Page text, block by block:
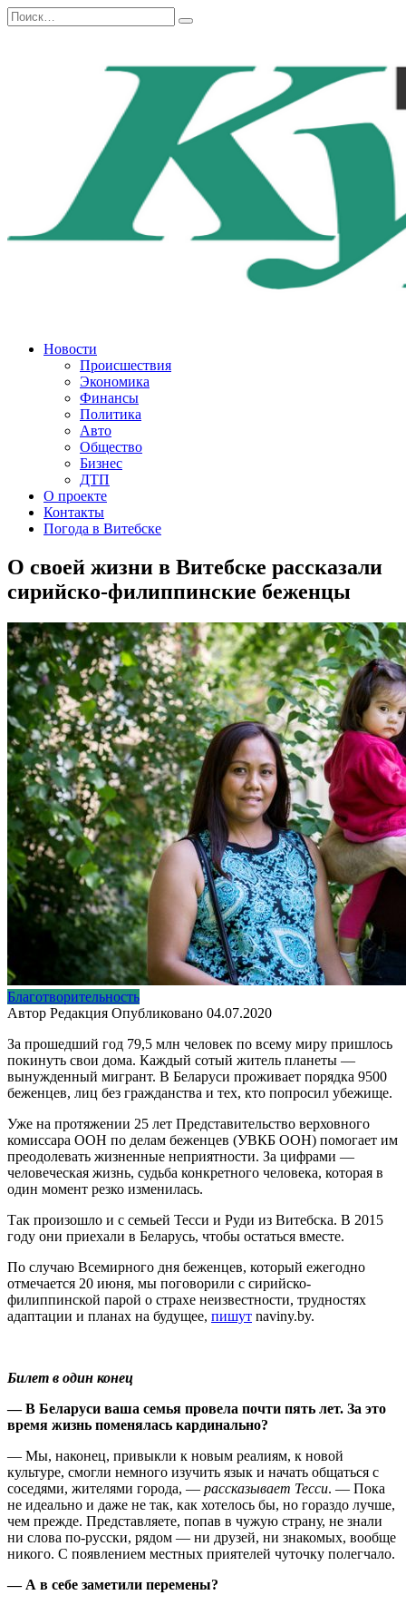
Перейти
к
Search
for:
Новости
Происшествия
Экономика
Финансы
Политика
Авто
Общество
Бизнес
ДТП
О проекте
Контакты
Погода в Витебске
О своей жизни в Витебске рассказали
сирийско-филиппинские беженцы
Благотворительность
Автор Редакция Опубликовано 04.07.2020
За прошедший год 79,5 млн человек по всему миру пришлось
покинуть свои дома. Каждый сотый житель планеты —
вынужденный мигрант. В Беларуси проживает порядка 9500
беженцев, лиц без гражданства и тех, кто попросил убежище.
Уже на протяжении 25 лет Представительство верховного
комиссара ООН по делам беженцев (УВКБ ООН) помогает им
преодолевать жизненные неприятности. За цифрами —
человеческая жизнь, судьба конкретного человека, которая в
один момент резко изменилась.
Так произошло и с семьей Тесси и Руди из Витебска. В 2015
году они приехали в Беларусь, чтобы остаться вместе.
По случаю Всемирного дня беженцев, который ежегодно
отмечается 20 июня, мы поговорили с сирийско-
филиппинской парой о страхе неизвестности, трудностях
адаптации и планах на будущее, пишут naviny.by.
Билет в один конец
— В Беларуси ваша семья провела почти пять лет. За это
время жизнь поменялась кардинально?
— Мы, наконец, привыкли к новым реалиям, к новой
культуре, смогли немного изучить язык и начать общаться с
соседями, жителями города, — рассказывает Тесси. — Пока
не идеально и даже не так, как хотелось бы, но гораздо лучше,
чем прежде. Представляете, попав в чужую страну, не знали
ни слова по-русски, рядом — ни друзей, ни знакомых, вообще
никого. С появлением местных приятелей чуточку полегчало.
— А в себе заметили перемены?